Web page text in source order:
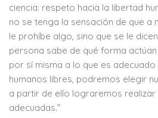
ciencia: respeto hacia la libertad
no se tenga la sensación de que a
le prohíbe algo, sino que se le
persona sabe de qué forma
por sí misma a lo que es
humanos libres, podremos elegir
a partir de ello lograremos
adecuadas.”